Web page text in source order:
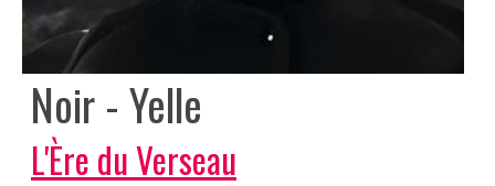
Noir - Yelle
L'Ère du Verseau